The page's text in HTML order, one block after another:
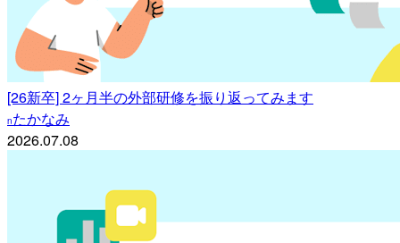
[26新卒] 2ヶ月半の外部研修を振り返ってみます
nたかなみ
2026.07.08